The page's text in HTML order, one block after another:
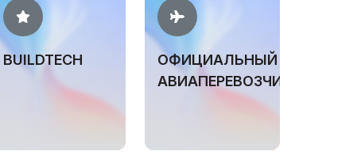
BUILDTECH
ОФИЦИАЛЬНЫЙ
АВИАПЕРЕВОЗЧИК